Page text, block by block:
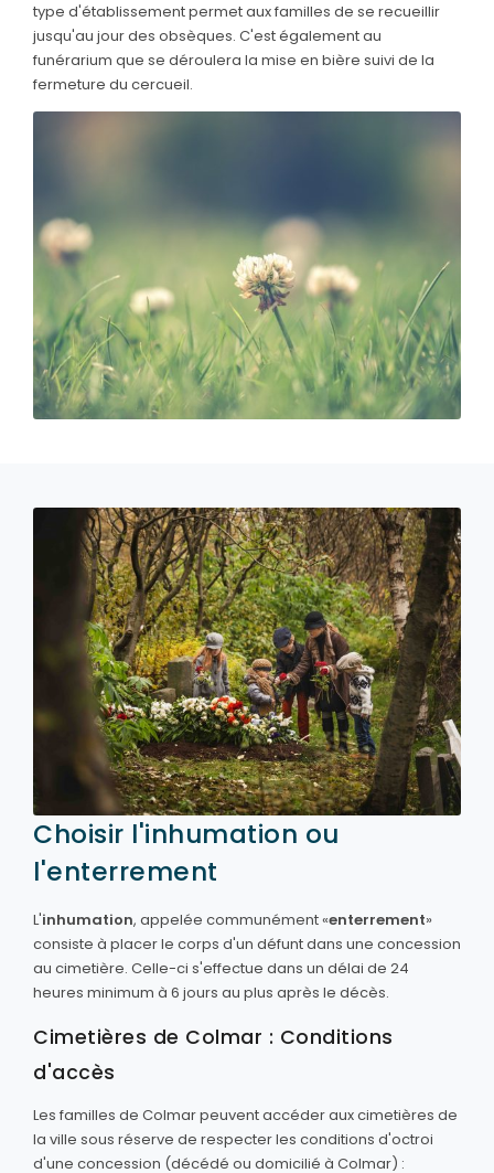
type d'établissement permet aux familles de se recueillir
jusqu'au jour des obsèques. C'est également au
funérarium que se déroulera la mise en bière suivi de la
fermeture du cercueil.
Choisir l'inhumation ou
l'enterrement
L'inhumation, appelée communément «enterrement»
consiste à placer le corps d'un défunt dans une concession
au cimetière. Celle-ci s'effectue dans un délai de 24
heures minimum à 6 jours au plus après le décès.
Cimetières de Colmar : Conditions
d'accès
Les familles de Colmar peuvent accéder aux cimetières de
la ville sous réserve de respecter les conditions d'octroi
d'une concession (décédé ou domicilié à Colmar) :